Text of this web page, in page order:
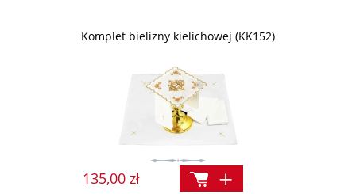
Komplet bielizny kielichowej (KK152)
135,00 zł